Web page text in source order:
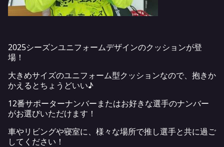
2025シーズンユニフォームデザインのクッションが登
場！
大きめサイズのユニフォーム型クッションなので、抱きか
かえるとちょうどいい♪
12番サポーターナンバーまたはお好きな選手のナンバー
がお選びいただけます！
車やリビングや寝室に、様々な場所で推し選手と共に過ご
してください！